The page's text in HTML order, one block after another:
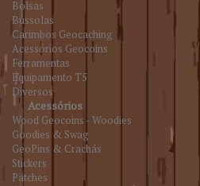
Bolsas
Bússolas
Carimbos Geocaching
Acessórios Geocoins
Ferramentas
Equipamento T5
Diversos
Acessórios
Wood Geocoins - Woodies
Goodies & Swag
GeoPins & Crachás
Stickers
Patches